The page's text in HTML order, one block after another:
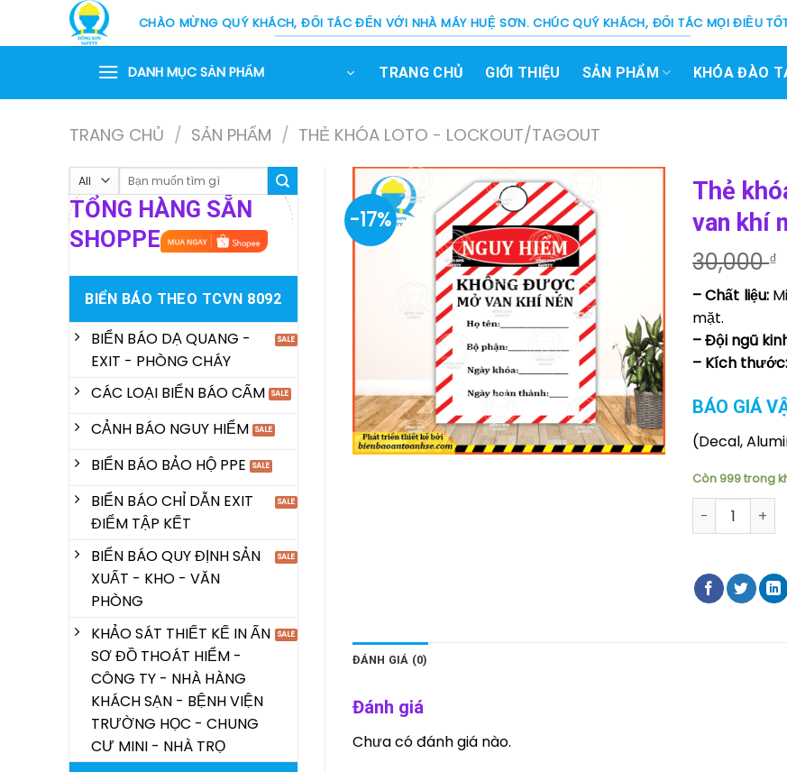
CHÀO MỪNG QUÝ KHÁCH, ĐỐI TÁC ĐẾN VỚI NHÀ MÁY HUỆ SƠN. CHÚC QUÝ KHÁCH, ĐỐI TÁC MỌI ĐIỀU
DANH MỤC SẢN PHẨM TRANG CHỦ GIỚI THIỆU SẢN PHẨM KHÓA ĐÀO
TRANG CHỦ / SẢN PHẨM / THẺ KHÓA LOTO - LOCKOUT/TAGOUT
Tìm
kiếm:
TỔNG HÀNG SẴN
SHOPPE
BIỂN BÁO THEO TCVN 8092
BIỂN BÁO DẠ QUANG -
EXIT - PHÒNG CHÁY
CÁC LOẠI BIỂN BÁO CẤM
CẢNH BÁO NGUY HIỂM
BIỂN BÁO BẢO HỘ PPE
BIỂN BÁO CHỈ DẪN EXIT
ĐIỂM TẬP KẾT
BIỂN BÁO QUY ĐỊNH SẢN
XUẤT - KHO - VĂN
PHÒNG
KHẢO SÁT THIẾT KẾ IN ẤN
SƠ ĐỒ THOÁT HIỂM -
CÔNG TY - NHÀ HÀNG
KHÁCH SẠN - BỆNH VIỆN
TRƯỜNG HỌC - CHUNG
CƯ MINI - NHÀ TRỌ
-17%
Thẻ
van khí
30,000₫
– Chất liệu:
mặt.
– Đội ngũ
– Kích thước:
BÁO GIÁ
(Decal,
Còn 999 trong
Thẻ khóa
ĐÁNH GIÁ (0)
Đánh giá
Chưa có đánh giá nào.